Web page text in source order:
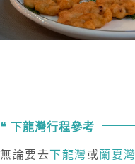
下龍灣行程參考
無論要去下龍灣 或蘭夏灣